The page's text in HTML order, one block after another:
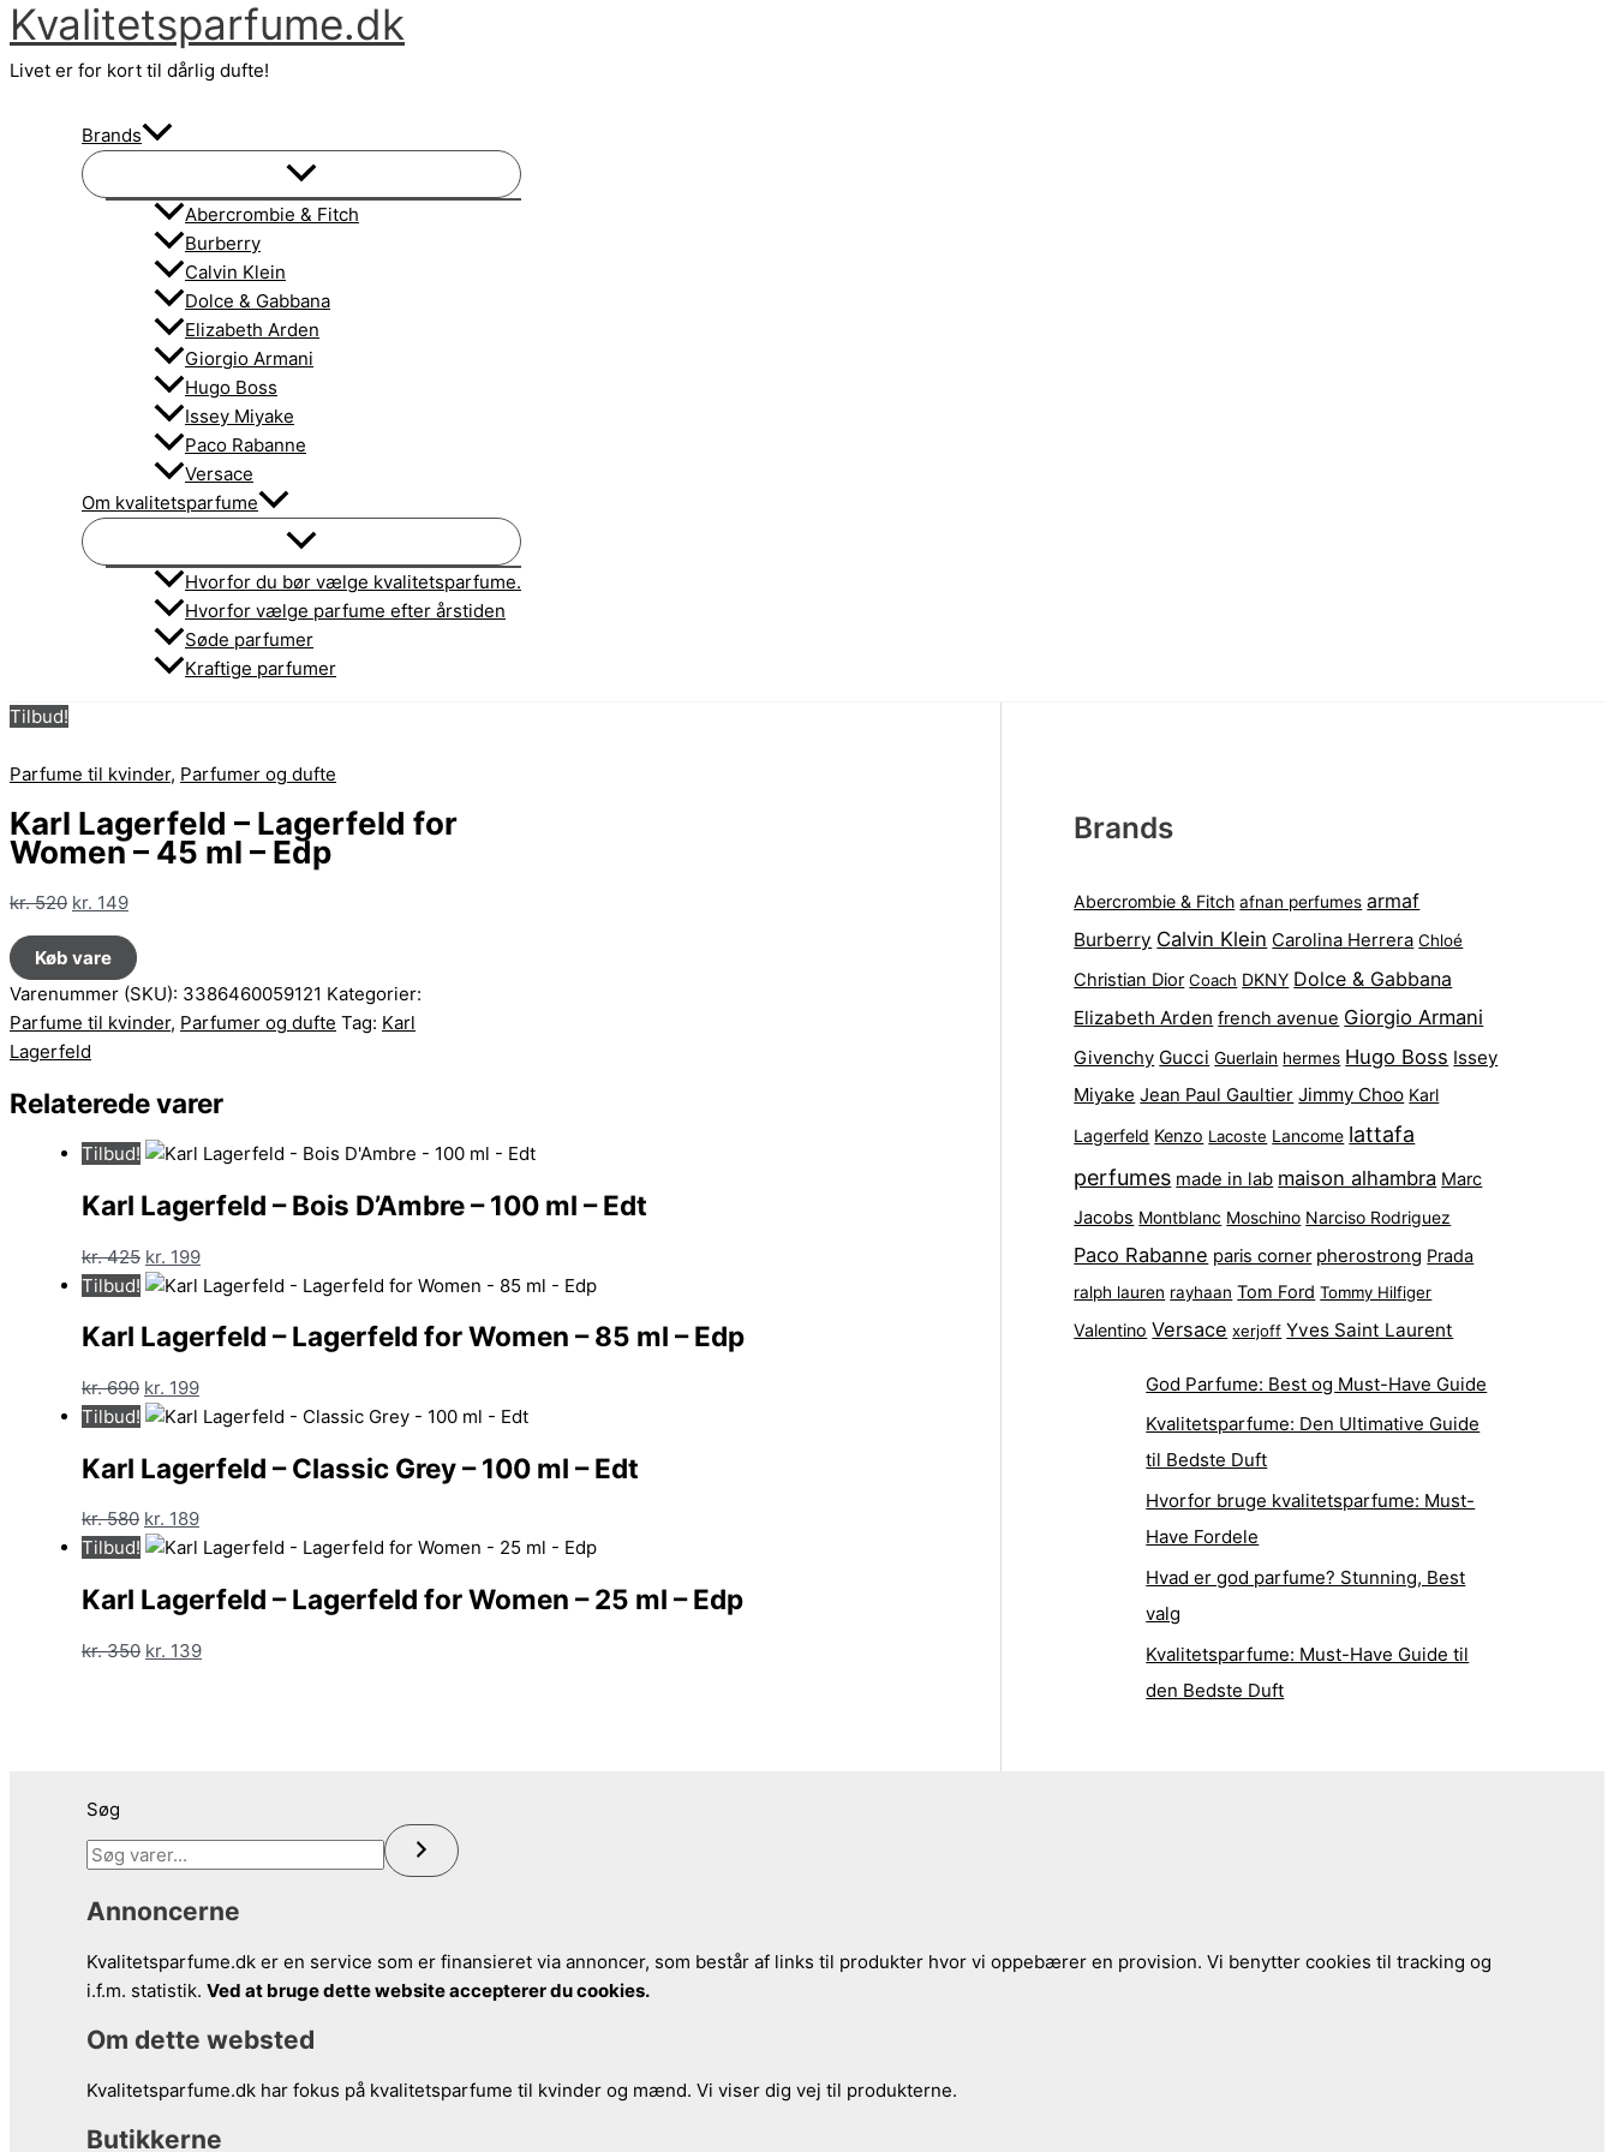
Gå
til
indholdet
Kvalitetsparfume.dk
Livet er for kort til dårlig dufte!
Brands
Abercrombie & Fitch
Burberry
Calvin Klein
Dolce & Gabbana
Elizabeth Arden
Giorgio Armani
Hugo Boss
Issey Miyake
Paco Rabanne
Versace
Om kvalitetsparfume
Hvorfor du bør vælge kvalitetsparfume.
Hvorfor vælge parfume efter årstiden
Søde parfumer
Kraftige parfumer
Tilbud!
Parfume til kvinder, Parfumer og dufte
Karl Lagerfeld – Lagerfeld for
Women – 45 ml – Edp
kr.520 Den
oprindelige
pris
var:
kr. 520.
kr. 149Den
pris
er:
kr. 149.
Køb vare
Varenummer (SKU): 3386460059121 Kategorier:
Parfume til kvinder, Parfumer og dufte Tag: Karl
Lagerfeld
Relaterede varer
Tilbud!
Karl Lagerfeld – Bois D’Ambre – 100 ml – Edt
kr.425 Den
oprindelige
var:
kr. 199Den
aktuelle
er:
Tilbud!
Karl Lagerfeld – Lagerfeld for Women – 85 ml – Edp
kr.690 Den
oprindelige
var:
kr. 199Den
aktuelle
er:
Tilbud!
Karl Lagerfeld – Classic Grey – 100 ml – Edt
kr.580 Den
oprindelige
var:
kr. 189Den
aktuelle
er:
Tilbud!
Karl Lagerfeld – Lagerfeld for Women – 25 ml – Edp
kr.350 Den
kr. 139Den
Brands
Abercrombie & Fitch afnan perfumes armaf
Burberry Calvin Klein Carolina Herrera Chloé
Christian Dior Coach DKNY Dolce & Gabbana
Elizabeth Arden french avenue Giorgio Armani
Givenchy Gucci Guerlain hermes Hugo Boss Issey
Miyake Jean Paul Gaultier Jimmy Choo Karl
Lagerfeld Kenzo Lacoste Lancome lattafa
perfumes made in lab maison alhambra Marc
Jacobs Montblanc Moschino Narciso Rodriguez
Paco Rabanne paris corner pherostrong Prada
ralph lauren rayhaan Tom Ford Tommy Hilfiger
Valentino Versace xerjoff Yves Saint Laurent
God Parfume: Best og Must-Have Guide
Kvalitetsparfume: Den Ultimative Guide
til Bedste Duft
Hvorfor bruge kvalitetsparfume: Must-
Have Fordele
Hvad er god parfume? Stunning, Best
valg
Kvalitetsparfume: Must-Have Guide til
den Bedste Duft
Søg
Annoncerne
Kvalitetsparfume.dk er en service som er finansieret via annoncer, som består af links til produkter hvor vi oppebærer en provision. Vi benytter cookies til tracking og
i.f.m. statistik. Ved at bruge dette website accepterer du cookies.
Om dette websted
Kvalitetsparfume.dk har fokus på kvalitetsparfume til kvinder og mænd. Vi viser dig vej til produkterne.
Butikkerne